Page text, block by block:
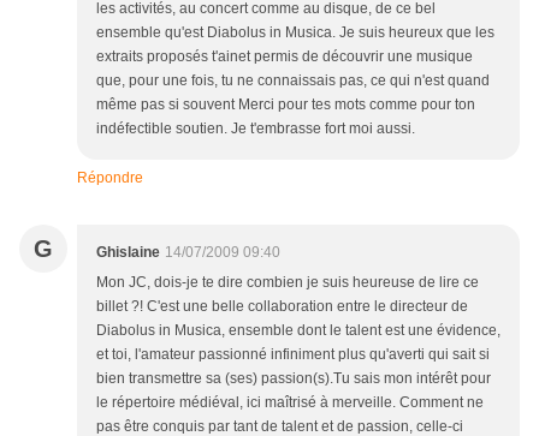
les activités, au concert comme au disque, de ce bel
ensemble qu'est Diabolus in Musica. Je suis heureux que les
extraits proposés t'ainet permis de découvrir une musique
que, pour une fois, tu ne connaissais pas, ce qui n'est quand
même pas si souvent Merci pour tes mots comme pour ton
indéfectible soutien. Je t'embrasse fort moi aussi.
Répondre
G Ghislaine 14/07/2009 09:40
Mon JC, dois-je te dire combien je suis heureuse de lire ce
billet ?! C'est une belle collaboration entre le directeur de
Diabolus in Musica, ensemble dont le talent est une évidence,
et toi, l'amateur passionné infiniment plus qu'averti qui sait si
bien transmettre sa (ses) passion(s).Tu sais mon intérêt pour
le répertoire médiéval, ici maîtrisé à merveille. Comment ne
pas être conquis par tant de talent et de passion, celle-ci